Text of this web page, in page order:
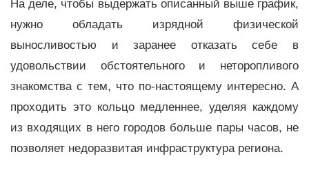
На деле, чтобы выдержать описанный выше график,
нужно обладать изрядной физической
выносливостью и заранее отказать себе в
удовольствии обстоятельного и неторопливого
знакомства с тем, что по-настоящему интересно. А
проходить это кольцо медленнее, уделяя каждому
из входящих в него городов больше пары часов, не
позволяет недоразвитая инфраструктура региона.